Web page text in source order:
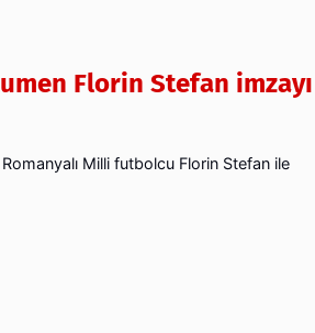
Florin Stefan imzayı
Milli futbolcu Florin Stefan ile